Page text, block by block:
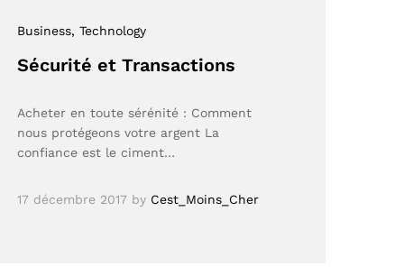
Business, Technology
Sécurité et Transactions
Acheter en toute sérénité : Comment
nous protégeons votre argent La
confiance est le ciment…
17 décembre 2017 by Cest_Moins_Cher